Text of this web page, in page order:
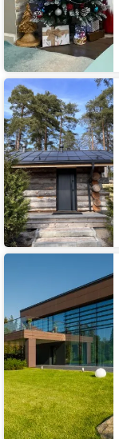
Коттедж
Kelo
Village
База
Репино-
Ленинское